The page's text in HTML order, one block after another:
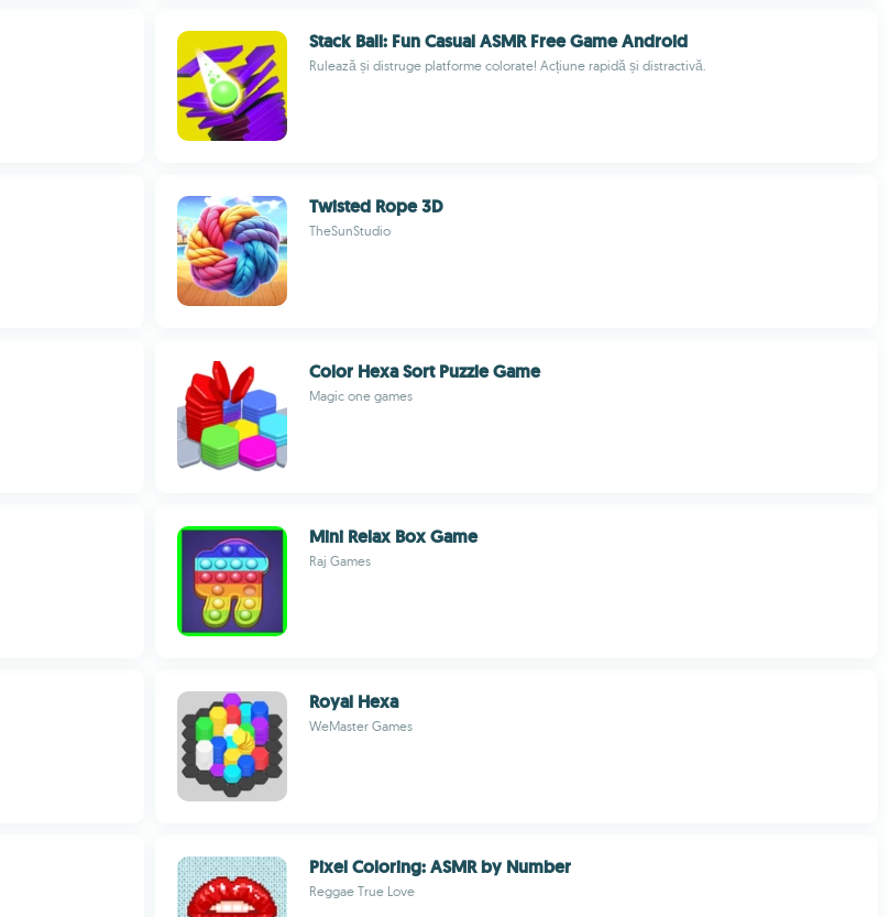
Stack Ball: Fun Casual ASMR Free Game Android
Rulează și distruge platforme colorate! Acțiune rapidă și distractivă.
Twisted Rope 3D
TheSunStudio
Color Hexa Sort Puzzle Game
Magic one games
Mini Relax Box Game
Raj Games
Royal Hexa
WeMaster Games
Pixel Coloring: ASMR by Number
Reggae True Love